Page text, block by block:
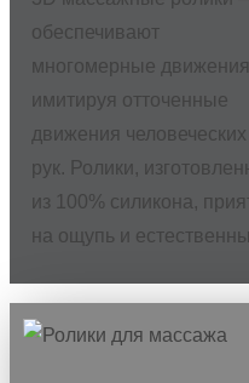
обеспечивают
многомерные
имитируя отточенные
движения человеческих
рук. Ролики,
из 100% силикона,
на ощупь и